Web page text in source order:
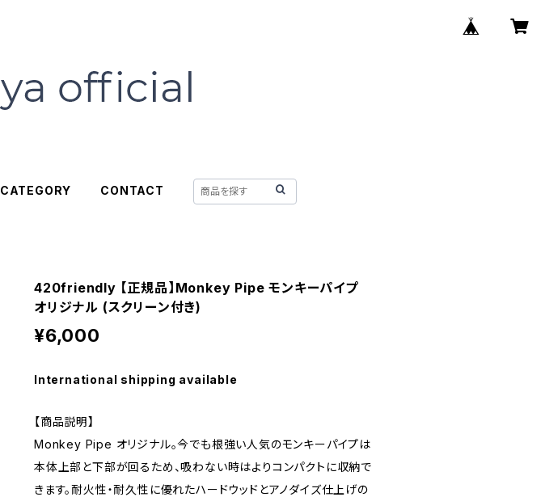
CATEGORY CONTACT
420friendly 【正規品】Monkey Pipe モンキーパイプ
オリジナル (スクリーン付き)
¥6,000
International shipping available
【商品説明】
Monkey Pipe オリジナル。今でも根強い人気のモンキーパイプは
本体上部と下部が回るため、吸わない時はよりコンパクトに収納で
きます。耐火性・耐久性に優れたハードウッドとアノダイズ仕上げの